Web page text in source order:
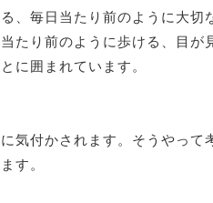
、毎日当たり前のように大切
たり前のように歩ける、目が
に囲まれています。
気付かされます。そうやって
す。